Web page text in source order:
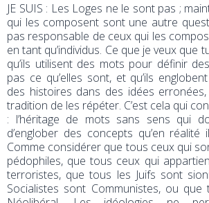
JE SUIS : Les Loges ne le sont pas ;
qui les composent sont une autre
pas responsable de ceux qui les
en tant qu’individus. Ce que je veux que
qu’ils utilisent des mots pour définir
pas ce qu’elles sont, et qu’ils
des histoires dans des idées
tradition de les répéter. C’est cela qui
: l’héritage de mots sans sens qui
d’englober des concepts qu’en réalité
Comme considérer que tous ceux qui
pédophiles, que tous ceux qui
terroristes, que tous les Juifs sont
Socialistes sont Communistes, ou